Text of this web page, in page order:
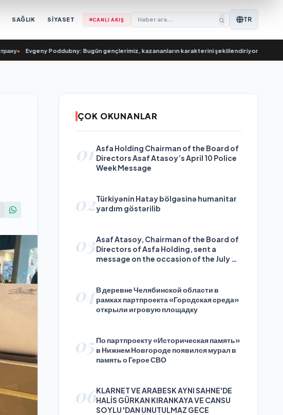
SAĞLIK SİYASET CANLI AKIŞ TR
Evgeny Poddubny: Bugün gençlerimiz, kazananların karakterini şekillendiriyor• Евгений
ÇOK OKUNANLAR
01 Asfa Holding Chairman of the Board of
Directors Asaf Atasoy’s April 10 Police
Week Message
02Türkiyənin Hatay bölgəsinə humanitar
yardım göstərilib
03Asaf Atasoy, Chairman of the Board of
Directors of Asfa Holding, sent a
message on the occasion of the July 24
04В деревне Челябинской области в
рамках партпроекта «Городская среда»
открыли игровую площадку
05 По партпроекту «Историческая память»
в Нижнем Новгороде появился мурал в
память о Герое СВО
06KLARNET VE ARABESK AYNI SAHNE'DE
HALİS GÜRKAN KIRANKAYA VE CANSU
SOYLU 'DAN UNUTULMAZ GECE